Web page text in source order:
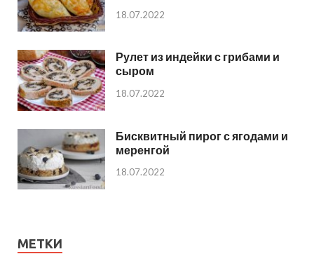
18.07.2022
Рулет из индейки с грибами и
сыром
18.07.2022
Бисквитный пирог с ягодами и
меренгой
18.07.2022
МЕТКИ